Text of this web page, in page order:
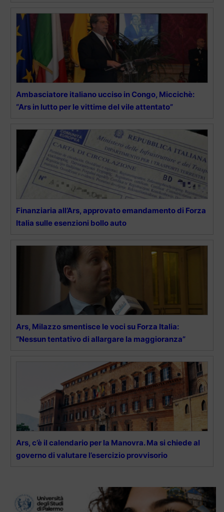
Ambasciatore italiano ucciso in Congo, Miccichè:
“Ars in lutto per le vittime del vile attentato”
Finanziaria all’Ars, approvato emandamento di Forza
Italia sulle esenzioni bollo auto
Ars, Milazzo smentisce le voci su Forza Italia:
“Nessun tentativo di allargare la maggioranza”
Ars, c’è il calendario per la Manovra. Ma si chiede al
governo di valutare l’esercizio provvisorio